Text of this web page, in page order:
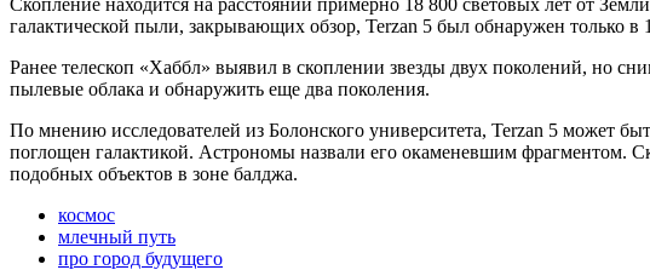
галактической пыли, закрывающих обзор, Terzan 5 был обнаружен только
Ранее телескоп «Хаббл» выявил в скоплении звезды двух поколений, но
пылевые облака и обнаружить еще два поколения.
По мнению исследователей из Болонского университета, Terzan 5 может
поглощен галактикой. Астрономы назвали его окаменевшим фрагментом.
подобных объектов в зоне балджа.
космос
млечный путь
про город будущего